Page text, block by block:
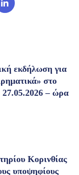
εκδήλωση για
στο
27.05.2026 – ώρα
Κορινθίας
υποψηφίους